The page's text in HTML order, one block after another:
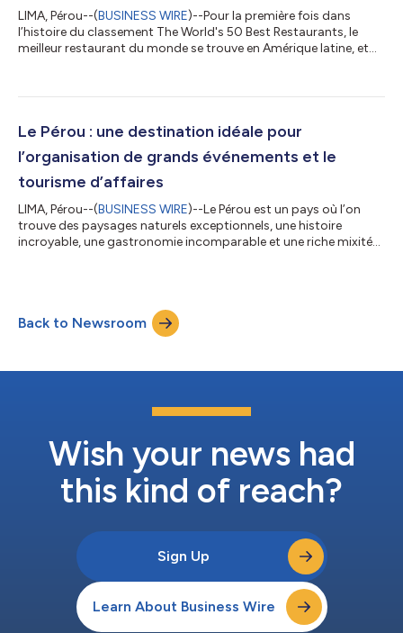
LIMA, Pérou--(BUSINESS WIRE)--Pour la première fois dans
l’histoire du classement The World's 50 Best Restaurants, le
meilleur restaurant du monde se trouve en Amérique latine, et
de se positionner et de s’imposer sur la scène internationale. La
sud-américain : Maido (6e place), Kjolle (28e place) et Mayta
Le Pérou : une destination idéale pour
l’organisation de grands événements et le
tourisme d’affaires
LIMA, Pérou--(BUSINESS WIRE)--Le Pérou est un pays où l’on
trouve des paysages naturels exceptionnels, une histoire
incroyable, une gastronomie incomparable et une riche mixité
l’accueil de grands événements et de rencontres d’envergure
internationale. Selon PROMPERÚ, la croissance économique, la
Back to Newsroom
Wish your news had
this kind of reach?
Sign Up
Learn About Business Wire